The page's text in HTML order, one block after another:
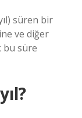
süren bir
ve diğer
bu süre